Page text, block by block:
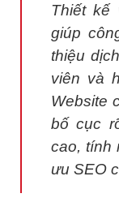
Thiết kế
giúp
thiệu
viên và
Website
bố cục
cao, tính
ưu SEO